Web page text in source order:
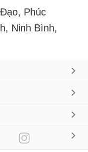
Phúc
Ninh Bình,